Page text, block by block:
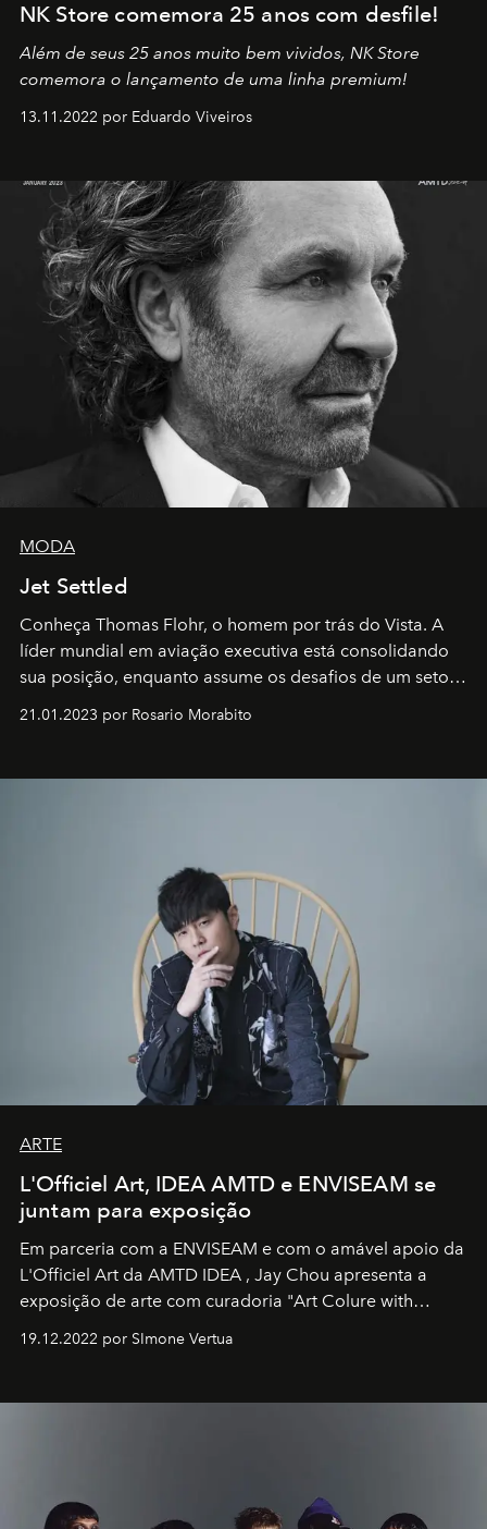
NK Store comemora 25 anos com desfile!
Além de seus 25 anos muito bem vividos, NK Store
comemora o lançamento de uma linha premium!
13.11.2022 por Eduardo Viveiros
MODA
Jet Settled
Conheça Thomas Flohr, o homem por trás do Vista. A
líder mundial em aviação executiva está consolidando
sua posição, enquanto assume os desafios de um setor
em rápida evolução e redefinindo o conceito de luxo
21.01.2023 por Rosario Morabito
ARTE
L'Officiel Art, IDEA AMTD e ENVISEAM se
juntam para exposição
Em parceria com a ENVISEAM e com o amável apoio da
L'Officiel Art da AMTD IDEA , Jay Chou apresenta a
exposição de arte com curadoria "Art Colure with
19.12.2022 por SImone Vertua